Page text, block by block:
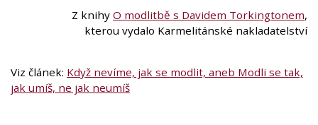
Z knihy O modlitbě s Davidem Torkingtonem,
kterou vydalo Karmelitánské nakladatelství
Viz článek: Když nevíme, jak se modlit, aneb Modli se tak,
jak umíš, ne jak neumíš